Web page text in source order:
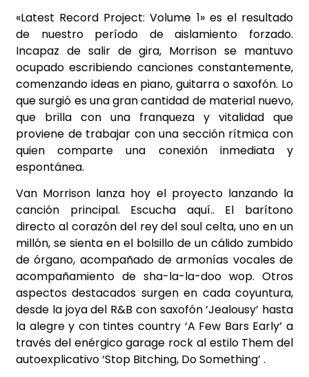
«Latest Record Project: Volume 1» es el resultado
de nuestro período de aislamiento forzado.
Incapaz de salir de gira, Morrison se mantuvo
ocupado escribiendo canciones constantemente,
comenzando ideas en piano, guitarra o saxofón. Lo
que surgió es una grancantidad de material nuevo,
que brilla con una franqueza y vitalidad que
proviene de trabajar con una sección rítmica con
quien comparte una conexión inmediata y
espontánea.
Van Morrison lanza hoy el proyecto lanzando la
canción principal. Escucha aquí.. El barítono
directo al corazón del rey del soul celta, uno en un
millón, se sienta en el bolsillo de un cálido zumbido
de órgano, acompañado de armonías vocales de
acompañamiento de sha-la-la-doo wop. Otros
aspectos destacados surgen en cada coyuntura,
desde la joya del R&B con saxofón‘Jealousy’ hasta
la alegre y con tintes country ‘A Few Bars Early’ a
través del enérgico garage rock al estilo Them del
autoexplicativo ‘Stop Bitching, Do Something’ .